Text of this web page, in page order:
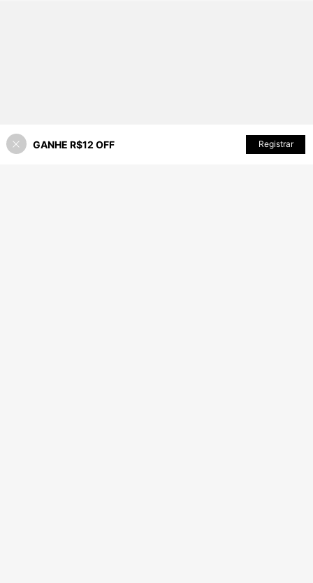
ADICIONAR AO CARRINHO
GANHE R$12 OFF Registrar